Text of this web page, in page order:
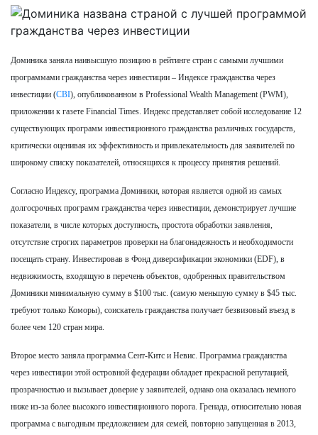
Доминика заняла наивысшую позицию в рейтинге стран с самыми лучшими
программами гражданства через инвестиции – Индексе гражданства через
инвестиции (CBI), опубликованном в Professional Wealth Management (PWM),
приложении к газете Financial Times. Индекс представляет собой исследование 12
существующих программ инвестиционного гражданства различных государств,
критически оценивая их эффективность и привлекательность для заявителей по
широкому списку показателей, относящихся к процессу принятия решений.
Согласно Индексу, программа Доминики, которая является одной из самых
долгосрочных программ гражданства через инвестиции, демонстрирует лучшие
показатели, в числе которых доступность, простота обработки заявления,
отсутствие строгих параметров проверки на благонадежность и необходимости
посещать страну. Инвестировав в Фонд диверсификации экономики (EDF), в
недвижимость, входящую в перечень объектов, одобренных правительством
Доминики минимальную сумму в $100 тыс. (самую меньшую сумму в $45 тыс.
требуют только Коморы), соискатель гражданства получает безвизовый въезд в
более чем 120 стран мира.
Второе место заняла программа Сент-Китс и Невис. Программа гражданства
через инвестиции этой островной федерации обладает прекрасной репутацией,
прозрачностью и вызывает доверие у заявителей, однако она оказалась немного
ниже из-за более высокого инвестиционного порога. Гренада, относительно новая
программа с выгодным предложением для семей, повторно запущенная в 2013,